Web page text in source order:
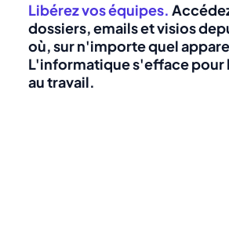
Libérez vos équipes.
dossiers, emails et visios
où, sur n'importe quel
L'informatique s'efface pour
au travail.